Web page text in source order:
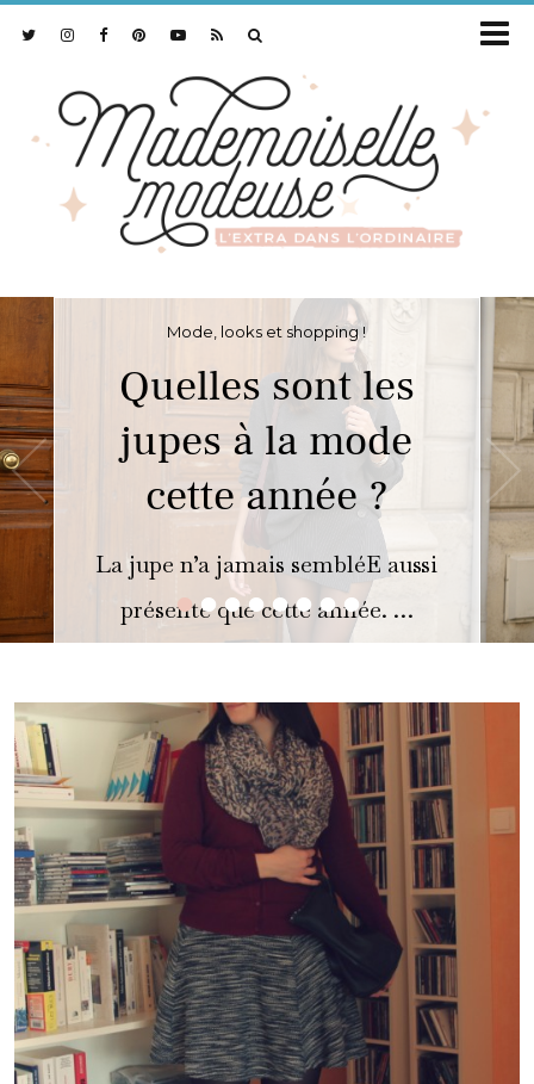
••••••••
Mode, looks et shopping !
Quelles sont les
jupes à la mode
cette année ?
La jupe n’a jamais sembléE aussi
présente que cette année. …